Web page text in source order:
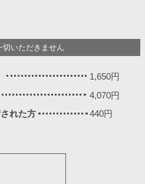
切いただきません
1,650円
4,070円
れた方
440円